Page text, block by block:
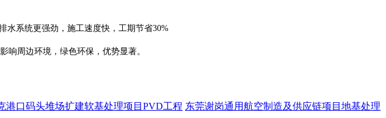
水系统更强劲，施工速度快，工期节省30%
响周边环境，绿色环保，优势显著。
港口码头堆场扩建软基处理项目PVD工程 东莞谢岗通用航空制造及供应链项目地基处理